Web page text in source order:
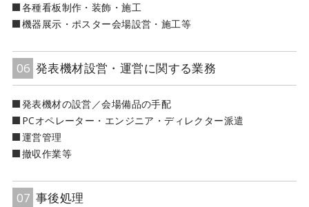
各種看板制作・装飾・施工
機器展示・ポスター会場設営・施工等
06 発表機材設営・運営に関する業務
発表機材の設営／会場備品の手配
PCオペレーター・エンジニア・ディレクター派遣
運営管理
撤収作業等
07 事後処理